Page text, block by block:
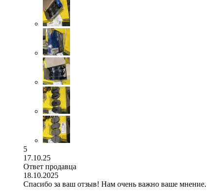
5
17.10.25
Ответ продавца
18.10.2025
Спасибо за ваш отзыв! Нам очень важно ваше мнение.